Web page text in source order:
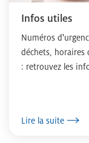
Infos utiles
Numéros
déchets, horaires
: retrouvez les
Lire la suite